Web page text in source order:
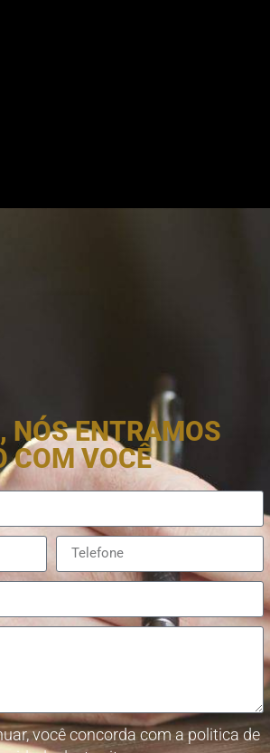
NÓS ENTRAMOS
COM VOCÊ
você concorda com a politica de